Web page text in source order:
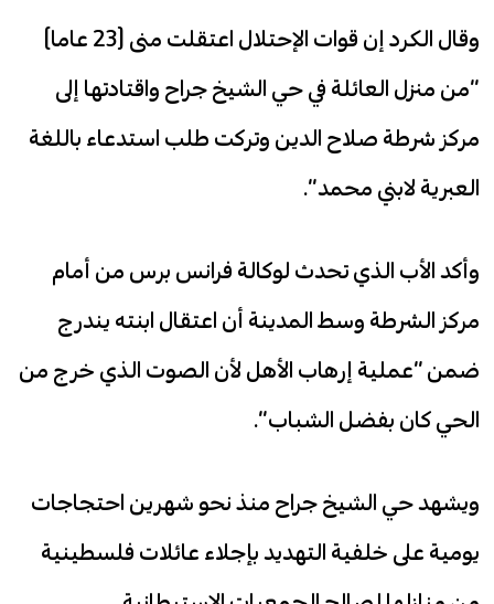
وقال الكرد إن قوات الإحتلال اعتقلت منى (23 عاما)
“من منزل العائلة في حي الشيخ جراح واقتادتها إلى
مركز شرطة صلاح الدين وتركت طلب استدعاء باللغة
العبرية لابني محمد”.
وأكد الأب الذي تحدث لوكالة فرانس برس من أمام
مركز الشرطة وسط المدينة أن اعتقال ابنته يندرج
ضمن “عملية إرهاب الأهل لأن الصوت الذي خرج من
الحي كان بفضل الشباب”.
ويشهد حي الشيخ جراح منذ نحو شهرين احتجاجات
يومية على خلفية التهديد بإجلاء عائلات فلسطينية